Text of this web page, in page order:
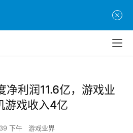
净利润11.6亿，游戏业
游戏收入4亿
下午 游戏业界